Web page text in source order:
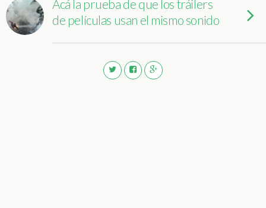
Acá la prueba de que los tráilers
de películas usan el mismo sonido